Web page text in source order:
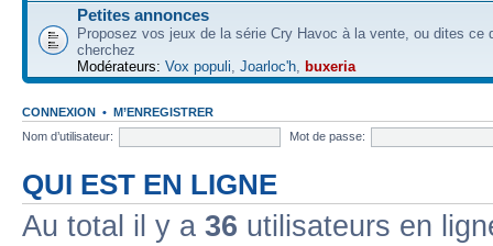
Petites annonces
Proposez vos jeux de la série Cry Havoc à la vente, ou dites ce
cherchez
Modérateurs: Vox populi, Joarloc'h, buxeria
CONNEXION • M’ENREGISTRER
Nom d’utilisateur:
Mot de passe:
QUI EST EN LIGNE
Au total il y a 36 utilisateurs en